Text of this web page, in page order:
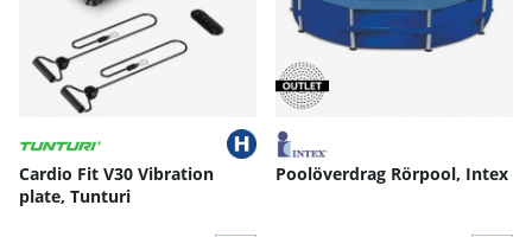
Drivsystem: Remdrift
Max användarvikt: ca 130–136 kg
Display: Tid, distans, hastighet, kalorier, puls
Användning: Hemmabruk
Cardio Fit V30 Vibration
plate, Tunturi
Poolöverdrag Rörpool, Intex